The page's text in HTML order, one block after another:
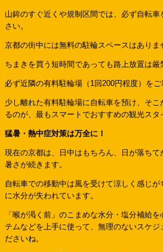
山鉾のすぐ近くや規制区間では、必ず自転
さい。
京都の街中には無料の駐輪スペースはありま
ちまきを買う短時間であっても路上放置は厳
必ず近隣の有料駐輪場（1回200円程度）をご
少し離れた有料駐輪場に自転車を預け、そ
るのが、最もスマートでおすすめの観光スタ
猛暑・熱中症対策は万全に！
現在の京都は、日中はもちろん、日が落ち
暑さが続きます。
自転車での移動中は風を受けて涼しく感じ
に水分が失われています。
「喉が渇く前」のこまめな水分・塩分補給
テムなどを上手に使って、無理のないスケ
ださいね。